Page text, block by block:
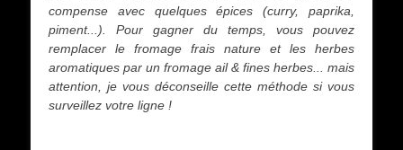
compense avec quelques épices (curry, paprika,
piment...). Pour gagner du temps, vous pouvez
remplacer le fromage frais nature et les herbes
aromatiques par un fromage ail & fines herbes... mais
attention, je vous déconseille cette méthode si vous
surveillez votre ligne !